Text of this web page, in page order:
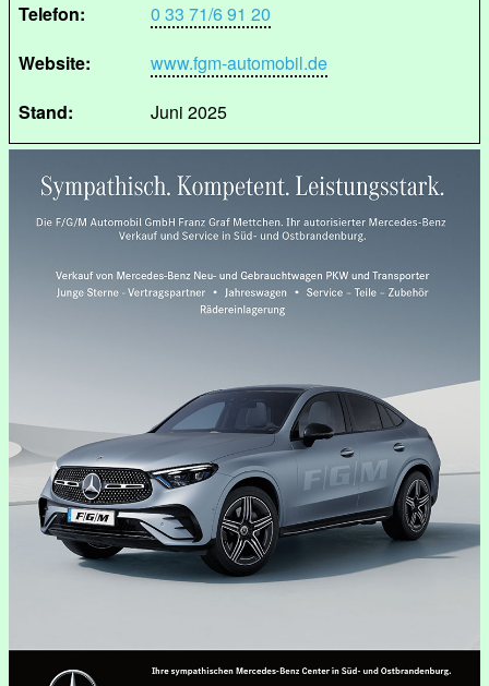
Telefon:
0 33 71/6 91 20
Website:
www.fgm-automobil.de
Stand:
Juni 2025